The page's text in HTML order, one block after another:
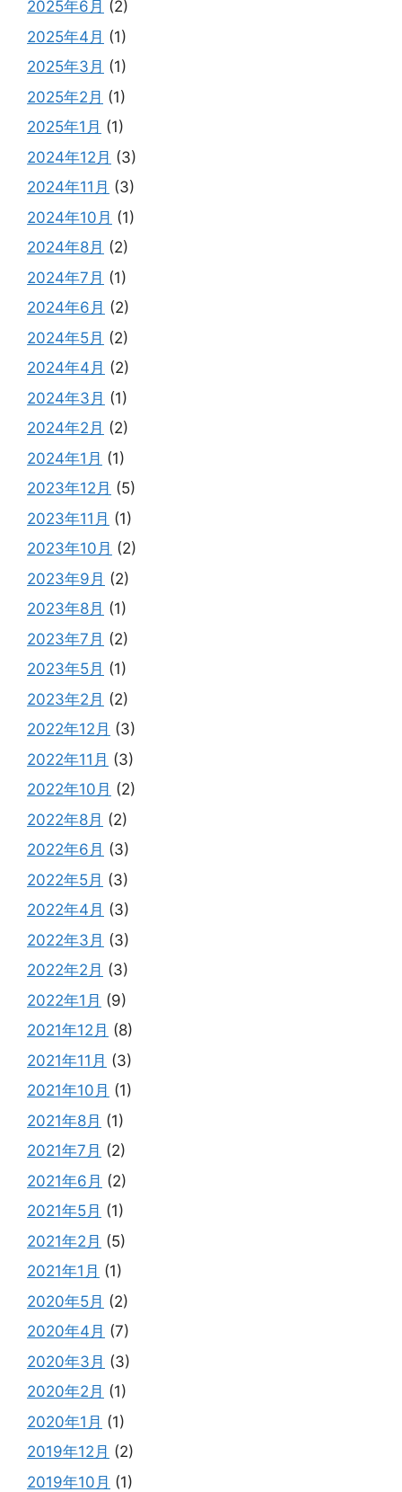
2025年6月 (2)
2025年4月 (1)
2025年3月 (1)
2025年2月 (1)
2025年1月 (1)
2024年12月 (3)
2024年11月 (3)
2024年10月 (1)
2024年8月 (2)
2024年7月 (1)
2024年6月 (2)
2024年5月 (2)
2024年4月 (2)
2024年3月 (1)
2024年2月 (2)
2024年1月 (1)
2023年12月 (5)
2023年11月 (1)
2023年10月 (2)
2023年9月 (2)
2023年8月 (1)
2023年7月 (2)
2023年5月 (1)
2023年2月 (2)
2022年12月 (3)
2022年11月 (3)
2022年10月 (2)
2022年8月 (2)
2022年6月 (3)
2022年5月 (3)
2022年4月 (3)
2022年3月 (3)
2022年2月 (3)
2022年1月 (9)
2021年12月 (8)
2021年11月 (3)
2021年10月 (1)
2021年8月 (1)
2021年7月 (2)
2021年6月 (2)
2021年5月 (1)
2021年2月 (5)
2021年1月 (1)
2020年5月 (2)
2020年4月 (7)
2020年3月 (3)
2020年2月 (1)
2020年1月 (1)
2019年12月 (2)
2019年10月 (1)